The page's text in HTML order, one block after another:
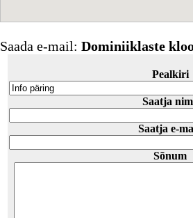
Saada e-mail: Dominiiklaste
Pealkiri
Saatja
Saatja e-
Sõnum